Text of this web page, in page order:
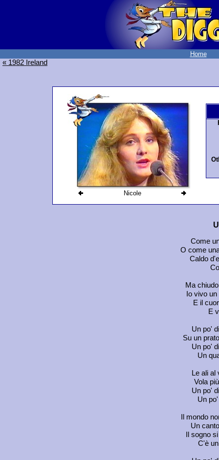
Home
« 1982 Ireland
Nicole
Come
O come
Caldo
Ma
Io vivo
E il
E
Un po'
Su un
Un po'
Un
Le ali al
Vola
Un po'
Un
Il mondo
Un
Il sogno
C'è